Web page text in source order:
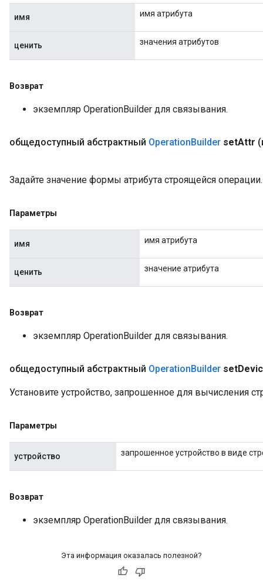
имя имя атрибута
ценить значения атрибутов
Возврат
экземпляр OperationBuilder для связывания.
общедоступный абстрактный OperationBuilder setAttr
Задайте значение формы атрибута строящейся операции.
Параметры
имя имя атрибута
ценить значение атрибута
Возврат
экземпляр OperationBuilder для связывания.
общедоступный абстрактный OperationBuilder set
Установите устройство, запрошенное для вычисления
Параметры
устройство запрошенное устройство в виде
Возврат
экземпляр OperationBuilder для связывания.
Эта информация оказалась полезной?